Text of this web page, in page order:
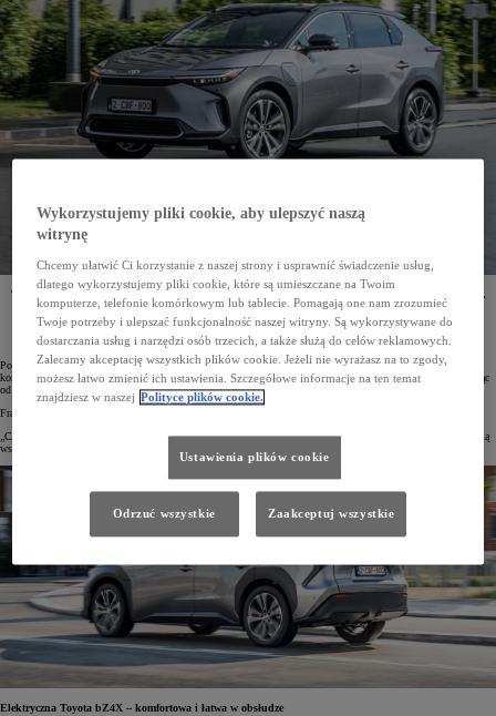
Toyota i francuska firma G7, będąca jednym z największych operatorów taksówkowych w Europie,
podpisały umowę o strategicznym partnerstwie. Do 2025 roku japoński koncern dostarczy
G7 500 egzemplarzy elektrycznego SUV-a Toyota bZ4X, a do 2030 roku – 2500 aut elektrycznych.
Po podpisaniu umowy o współpracy Toyota została strategicznym partnerem G7. Do 2030 roku japoński
koncern dostarczy wiodącemu europejskiemu operatorowi taksówek łącznie 2500 aut elektrycznych, zaczynając
od 500 egzemplarzy modelu bZ4X do 2025 roku.
Frank Marotte, Prezes i Dyrektor Generalny Toyota France, po podpisaniu umowy mówił:
„Chcemy być kluczowym graczem w niskoemisyjnej mobilności miejskiej, dlatego cieszymy się możliwością
współpracy z G7”.
Elektryczna Toyota bZ4X – komfortowa i łatwa w obsłudze
Wykorzystujemy pliki cookie, aby ulepszyć naszą
witrynę
Chcemy ułatwić Ci korzystanie z naszej strony i usprawnić świadczenie usług,
dlatego wykorzystujemy pliki cookie, które są umieszczane na Twoim
komputerze, telefonie komórkowym lub tablecie. Pomagają one nam zrozumieć
Twoje potrzeby i ulepszać funkcjonalność naszej witryny. Są wykorzystywane do
dostarczania usług i narzędzi osób trzecich, a także służą do celów reklamowych.
Zalecamy akceptację wszystkich plików cookie. Jeżeli nie wyrażasz na to zgody,
możesz łatwo zmienić ich ustawienia. Szczegółowe informacje na ten temat
znajdziesz w naszej Polityce plików cookie.
Ustawienia plików cookie
Odrzuć wszystkie Zaakceptuj wszystkie